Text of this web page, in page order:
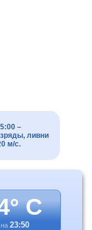
–
ливни
м/с.
C
23:50